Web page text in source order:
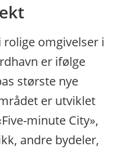
omgivelser i
er ifølge
største nye
er utviklet
minute City»,
andre bydeler,